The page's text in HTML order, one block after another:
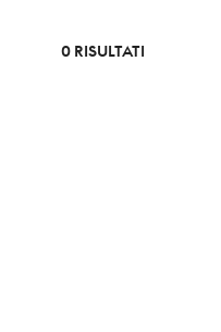
0 RISULTATI